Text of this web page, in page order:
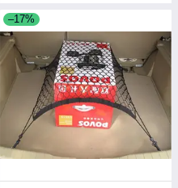
–17%